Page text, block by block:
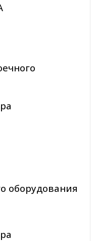
оборудования